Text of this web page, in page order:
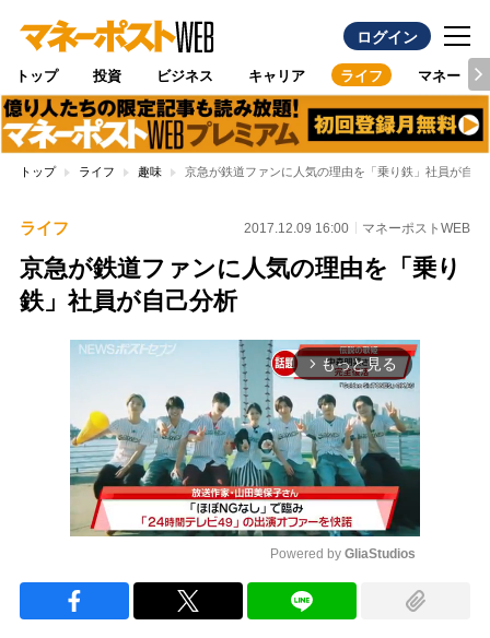
ログイン
トップ 投資 ビジネス キャリア ライフ マネー
トップ ライフ 趣味 京急が鉄道ファンに人気の理由を「乗り鉄」社員が自己
ライフ 2017.12.09 16:00 マネーポストWEB
京急が鉄道ファンに人気の理由を「乗り
鉄」社員が自己分析
arrow_forward_ios もっと見る
Powered by GliaStudios